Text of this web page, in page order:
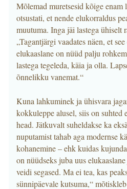
Mõlemad muretsesid kõige enam
otsustati, et nende elukorraldus
muutuma. Inga jäi lastega ühiselt
„Tagantjärgi vaadates näen, et
elukaaslane on nüüd palju
lastega tegeleda, käia ja olla.
õnnelikku vanemat.“
Kuna lahkuminek ja ühisvara
kokkuleppe alusel, siis on suhted
head. Jätkuvalt suheldakse ka
nuputamist tahab aga modernse
kohanemine – ehk kuidas
on nüüdseks juba uus
veidi segased. Ma ei tea, kas
sünnipäevale kutsuma,“